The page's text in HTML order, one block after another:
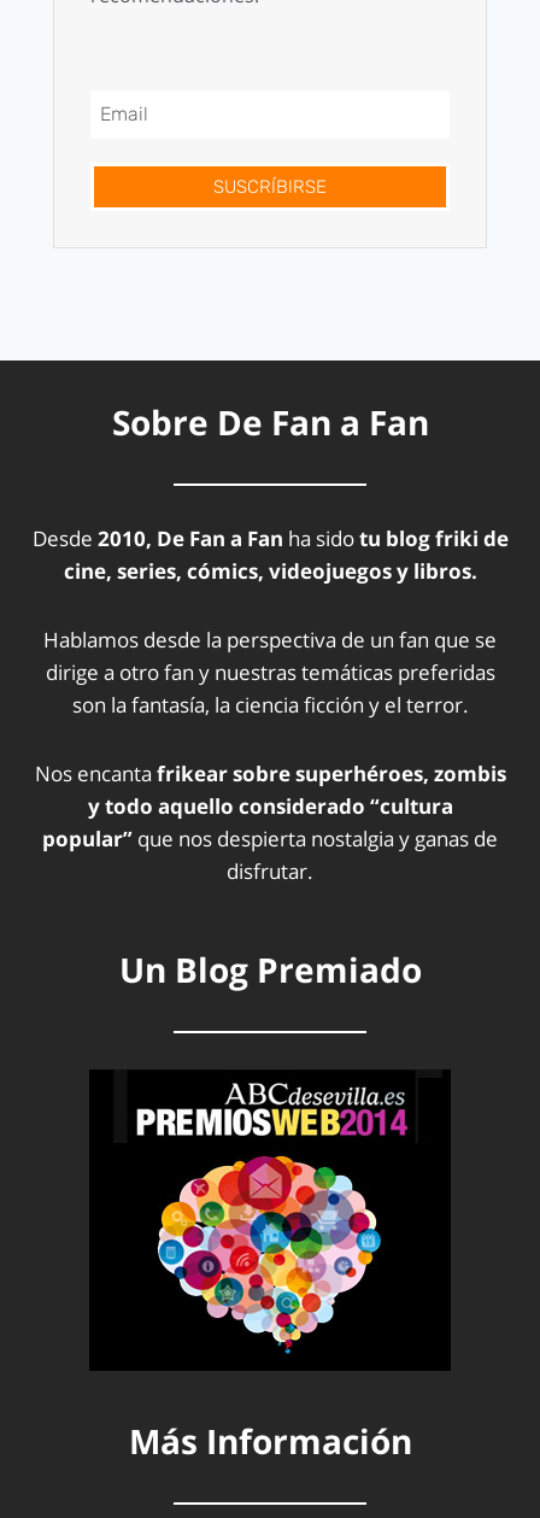
SUSCRÍBIRSE
Sobre De Fan a Fan
Desde 2010, De Fan a Fan ha sidotu blog friki de
cine, series, cómics, videojuegos y libros.
Hablamos desde la perspectiva de un fan que se
dirige a otro fan y nuestras temáticas preferidas
son la fantasía, la ciencia ficción y el terror.
Nos encanta frikear sobre superhéroes, zombis
y todo aquello considerado “cultura
popular” que nos despierta nostalgia y ganas de
disfrutar.
Un Blog Premiado
Más Información